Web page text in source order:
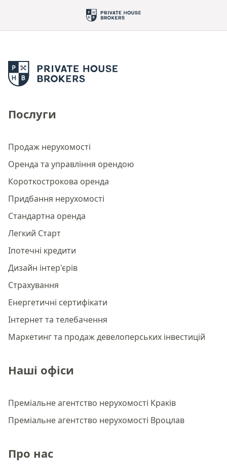
Послуги
Продаж нерухомості
Оренда та управління орендою
Короткострокова оренда
Придбання нерухомості
Стандартна оренда
Легкий Старт
Іпотечні кредити
Дизайн інтер'єрів
Страхування
Енергетичні сертифікати
Інтернет та телебачення
Маркетинг та продаж девелоперських інвестицій
Наші офіси
Преміальне агентство нерухомості Краків
Преміальне агентство нерухомості Вроцлав
Про нас